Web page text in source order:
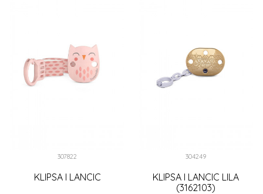
307822
KLIPSA I LANCIC
304249
KLIPSA I LANCIC LILA
(3162103)